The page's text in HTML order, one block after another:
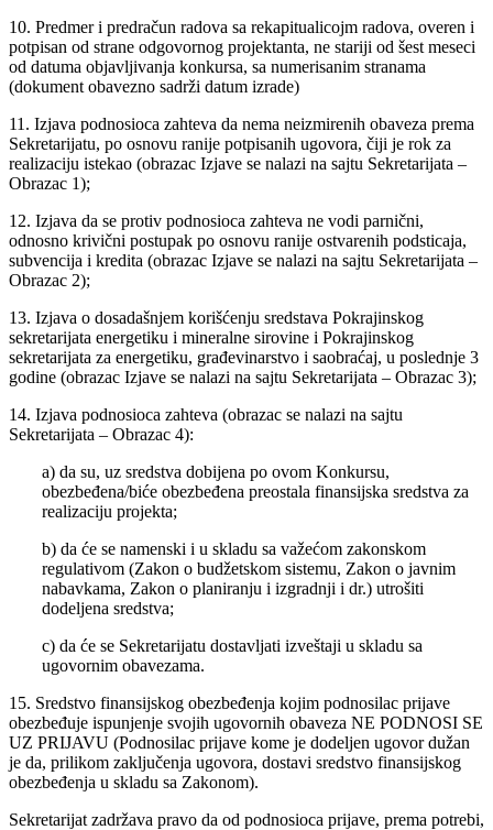
10. Predmer i predračun radova sa rekapitualicojm radova, overen i
potpisan od strane odgovornog projektanta, ne stariji od šest meseci
od datuma objavljivanja konkursa, sa numerisanim stranama
(dokument obavezno sadrži datum izrade)
11. Izjava podnosioca zahteva da nema neizmirenih obaveza prema
Sekretarijatu, po osnovu ranije potpisanih ugovora, čiji je rok za
realizaciju istekao (obrazac Izjave se nalazi na sajtu Sekretarijata –
Obrazac 1);
12. Izjava da se protiv podnosioca zahteva ne vodi parnični,
odnosno krivični postupak po osnovu ranije ostvarenih podsticaja,
subvencija i kredita (obrazac Izjave se nalazi na sajtu Sekretarijata –
Obrazac 2);
13. Izjava o dosadašnjem korišćenju sredstava Pokrajinskog
sekretarijata energetiku i mineralne sirovine i Pokrajinskog
sekretarijata za energetiku, građevinarstvo i saobraćaj, u poslednje 3
godine (obrazac Izjave se nalazi na sajtu Sekretarijata – Obrazac 3);
14. Izjava podnosioca zahteva (obrazac se nalazi na sajtu
Sekretarijata – Obrazac 4):
a) da su, uz sredstva dobijena po ovom Konkursu,
obezbeđena/biće obezbeđena preostala finansijska sredstva za
realizaciju projekta;
b) da će se namenski i u skladu sa važećom zakonskom
regulativom (Zakon o budžetskom sistemu, Zakon o javnim
nabavkama, Zakon o planiranju i izgradnji i dr.) utrošiti
dodeljena sredstva;
c) da će se Sekretarijatu dostavljati izveštaji u skladu sa
ugovornim obavezama.
15. Sredstvo finansijskog obezbeđenja kojim podnosilac prijave
obezbeđuje ispunjenje svojih ugovornih obaveza NE PODNOSI SE
UZ PRIJAVU (Podnosilac prijave kome je dodeljen ugovor dužan
je da, prilikom zaključenja ugovora, dostavi sredstvo finansijskog
obezbeđenja u skladu sa Zakonom).
Sekretarijat zadržava pravo da od podnosioca prijave, prema potrebi,